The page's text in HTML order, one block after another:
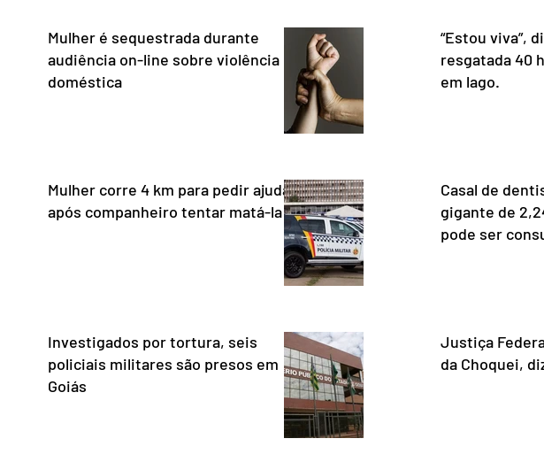
Mulher é sequestrada durante
audiência on-line sobre violência
doméstica
Mulher corre 4 km para pedir ajuda
após companheiro tentar matá-la
Investigados por tortura, seis
policiais militares são presos em
Goiás
“Estou viva”,
resgatada 40
em lago.
Casal de
gigante de
pode ser
Justiça
da Choquei,